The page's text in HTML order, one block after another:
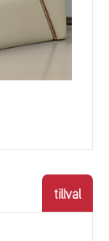
tillval